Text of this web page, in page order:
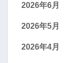
2026年6月
2026年5月
2026年4月